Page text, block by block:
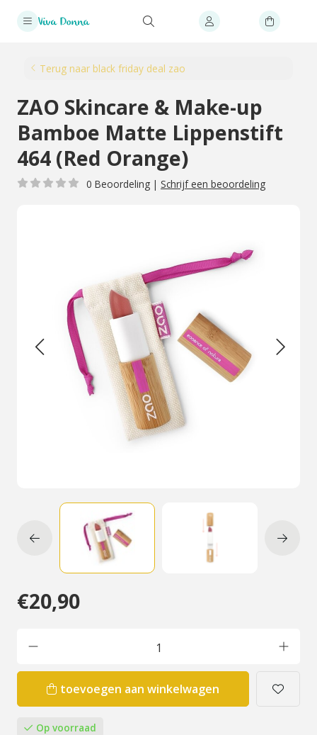
Terug naar black friday deal zao
ZAO Skincare & Make-up
Bamboe Matte Lippenstift
464 (Red Orange)
0 Beoordeling | Schrijf een beoordeling
€20,90
toevoegen aan winkelwagen
Op voorraad